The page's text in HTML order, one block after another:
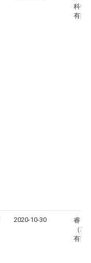
科技
有限
2020-10-30
睿克
（杭
有限